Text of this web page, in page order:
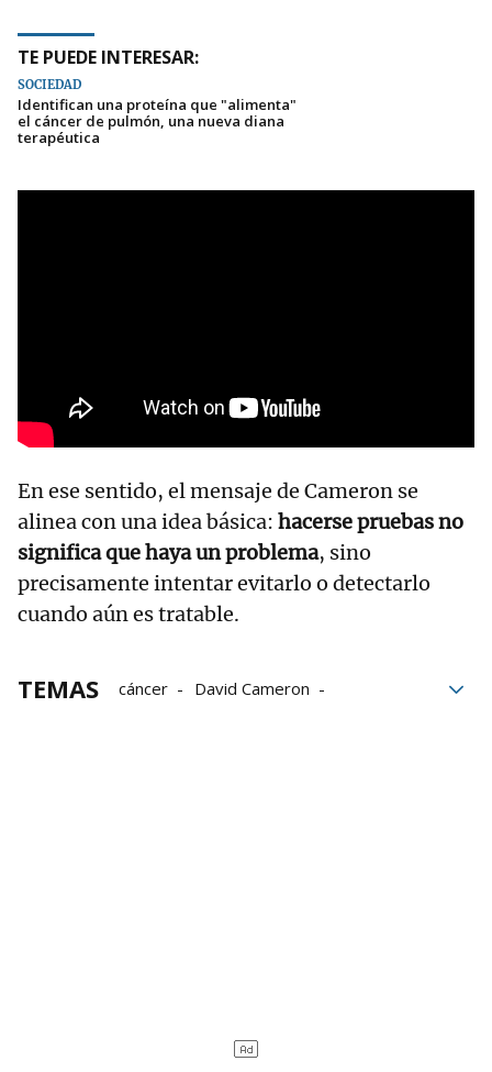
TE PUEDE INTERESAR:
SOCIEDAD
Identifican una proteína que "alimenta"
el cáncer de pulmón, una nueva diana
terapéutica
En ese sentido, el mensaje de Cameron se
alinea con una idea básica: hacerse pruebas no
significa que haya un problema, sino
precisamente intentar evitarlo o detectarlo
cuando aún es tratable.
TEMAS cáncer
David Cameron